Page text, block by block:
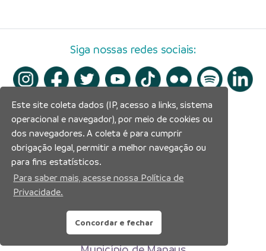
Siga nossas redes sociais:
Prefeitura Municipal de Manaus
Este site coleta dados (IP, acesso a links, sistema
operacional e navegador), por meio de cookies ou
dos navegadores. A coleta é para cumprir
obrigação legal, permitir a melhor navegação ou
para fins estatísticos.
Para saber mais, acesse nossa Política de
Privacidade.
Concordar e fechar